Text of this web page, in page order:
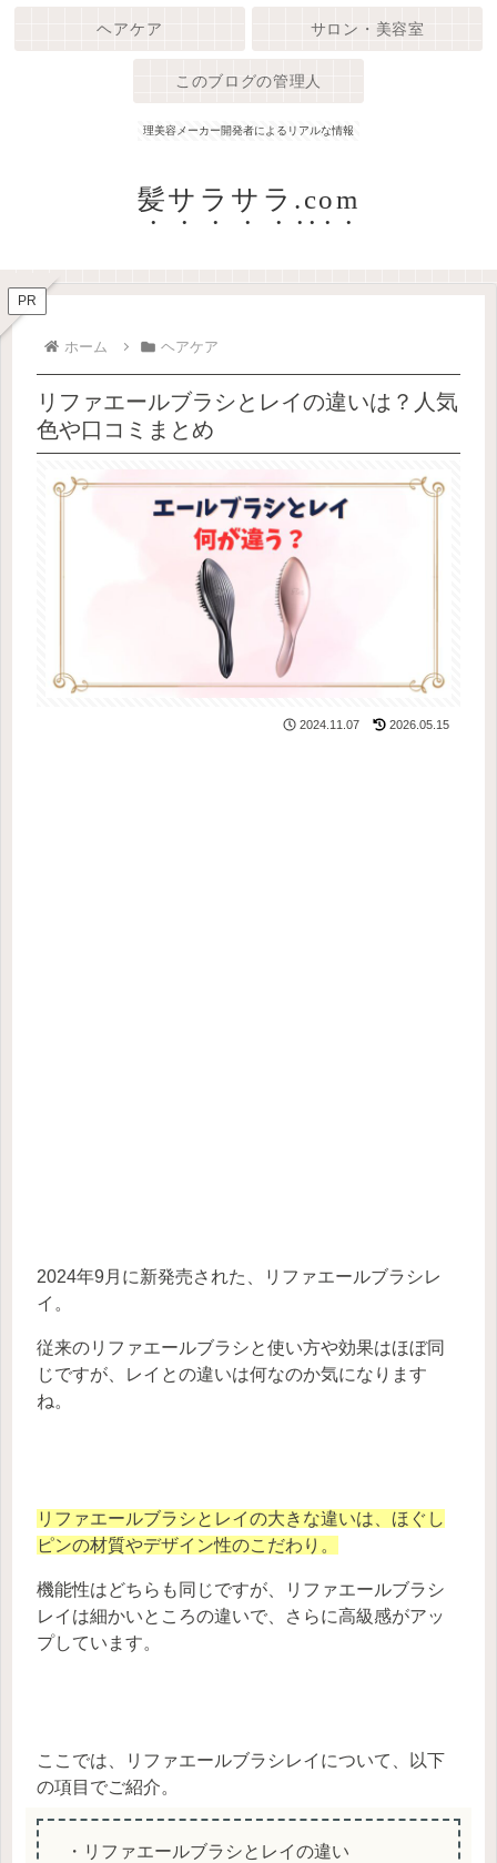
理美容メーカー開発者によるリアルな情報
髪サラサラ.com
ヘアケア サロン・美容室
このブログの管理人
PR
ホーム ヘアケア
リファエールブラシとレイの違いは？人気
色や口コミまとめ
2024.11.07 2026.05.15
2024年9月に新発売された、リファエールブラシレ
イ。
従来のリファエールブラシと使い方や効果はほぼ同
じですが、レイとの違いは何なのか気になります
ね。
リファエールブラシとレイの大きな違いは、ほぐし
ピンの材質やデザイン性のこだわり。
機能性はどちらも同じですが、リファエールブラシ
レイは細かいところの違いで、さらに高級感がアッ
プしています。
ここでは、リファエールブラシレイについて、以下
の項目でご紹介。
・リファエールブラシとレイの違い